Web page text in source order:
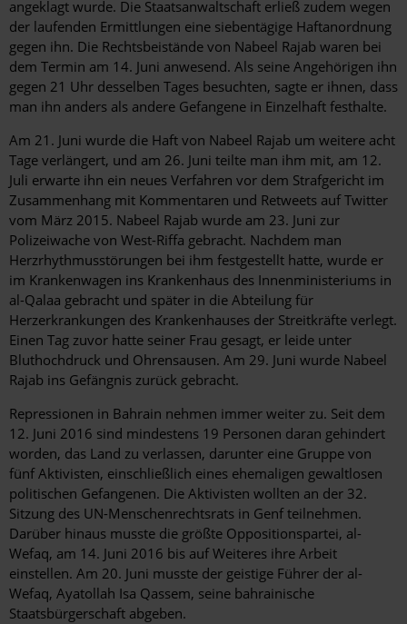
angeklagt wurde. Die Staatsanwaltschaft erließ zudem wegen
der laufenden Ermittlungen eine siebentägige Haftanordnung
gegen ihn. Die Rechtsbeistände von Nabeel Rajab waren bei
dem Termin am 14. Juni anwesend. Als seine Angehörigen ihn
gegen 21 Uhr desselben Tages besuchten, sagte er ihnen, dass
man ihn anders als andere Gefangene in Einzelhaft festhalte.
Am 21. Juni wurde die Haft von Nabeel Rajab um weitere acht
Tage verlängert, und am 26. Juni teilte man ihm mit, am 12.
Juli erwarte ihn ein neues Verfahren vor dem Strafgericht im
Zusammenhang mit Kommentaren und Retweets auf Twitter
vom März 2015. Nabeel Rajab wurde am 23. Juni zur
Polizeiwache von West-Riffa gebracht. Nachdem man
Herzrhythmusstörungen bei ihm festgestellt hatte, wurde er
im Krankenwagen ins Krankenhaus des Innenministeriums in
al-Qalaa gebracht und später in die Abteilung für
Herzerkrankungen des Krankenhauses der Streitkräfte verlegt.
Einen Tag zuvor hatte seiner Frau gesagt, er leide unter
Bluthochdruck und Ohrensausen. Am 29. Juni wurde Nabeel
Rajab ins Gefängnis zurück gebracht.
Repressionen in Bahrain nehmen immer weiter zu. Seit dem
12. Juni 2016 sind mindestens 19 Personen daran gehindert
worden, das Land zu verlassen, darunter eine Gruppe von
fünf Aktivisten, einschließlich eines ehemaligen gewaltlosen
politischen Gefangenen. Die Aktivisten wollten an der 32.
Sitzung des UN-Menschenrechtsrats in Genf teilnehmen.
Darüber hinaus musste die größte Oppositionspartei, al-
Wefaq, am 14. Juni 2016 bis auf Weiteres ihre Arbeit
einstellen. Am 20. Juni musste der geistige Führer der al-
Wefaq, Ayatollah Isa Qassem, seine bahrainische
Staatsbürgerschaft abgeben.